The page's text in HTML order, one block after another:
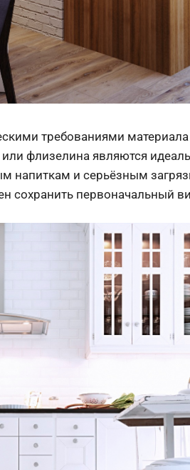
требованиями
флизелина являются
напиткам и серьёзным
сохранить первоначальный